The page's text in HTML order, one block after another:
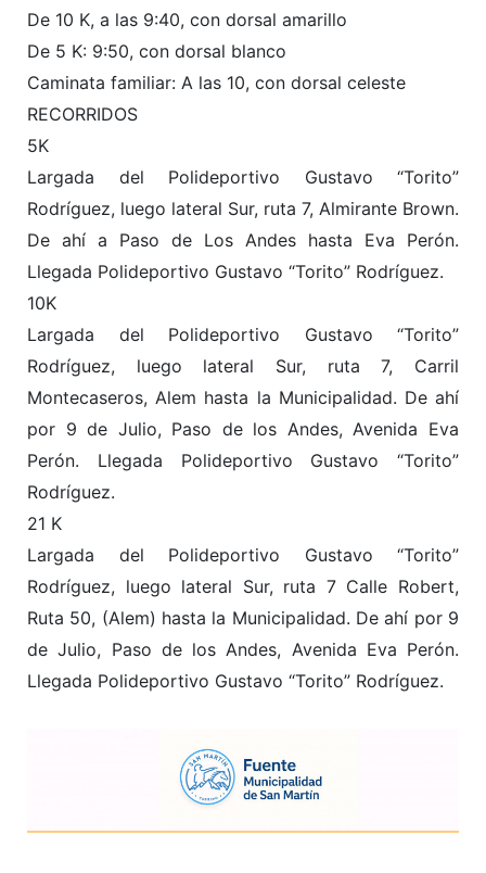
De 10 K, a las 9:40, con dorsal amarillo
De 5 K: 9:50, con dorsal blanco
Caminata familiar: A las 10, con dorsal celeste
RECORRIDOS
5K
Largada del Polideportivo Gustavo “Torito”
Rodríguez, luego lateral Sur, ruta 7, Almirante Brown.
De ahí a Paso de Los Andes hasta Eva Perón.
Llegada Polideportivo Gustavo “Torito” Rodríguez.
10K
Largada del Polideportivo Gustavo “Torito”
Rodríguez, luego lateral Sur, ruta 7, Carril
Montecaseros, Alem hasta la Municipalidad. De ahí
por 9 de Julio, Paso de los Andes, Avenida Eva
Perón. Llegada Polideportivo Gustavo “Torito”
Rodríguez.
21 K
Largada del Polideportivo Gustavo “Torito”
Rodríguez, luego lateral Sur, ruta 7 Calle Robert,
Ruta 50, (Alem) hasta la Municipalidad. De ahí por 9
de Julio, Paso de los Andes, Avenida Eva Perón.
Llegada Polideportivo Gustavo “Torito” Rodríguez.